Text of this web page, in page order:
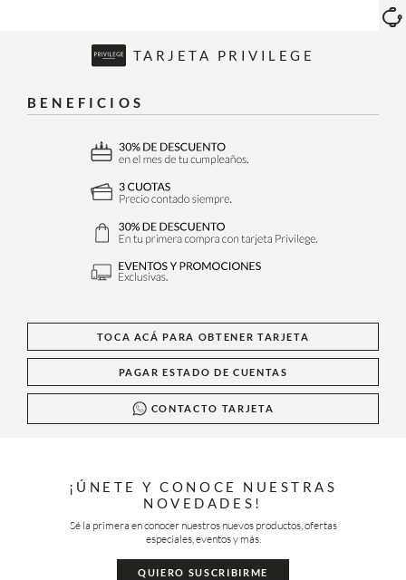
TARJETA PRIVILEGE
BENEFICIOS
TOCA ACÁ PARA OBTENER TARJETA
PAGAR ESTADO DE CUENTAS
CONTACTO TARJETA
¡ÚNETE Y CONOCE NUESTRAS
NOVEDADES!
Sé la primera en conocer nuestros nuevos productos, ofertas
especiales, eventos y más.
QUIERO SUSCRIBIRME